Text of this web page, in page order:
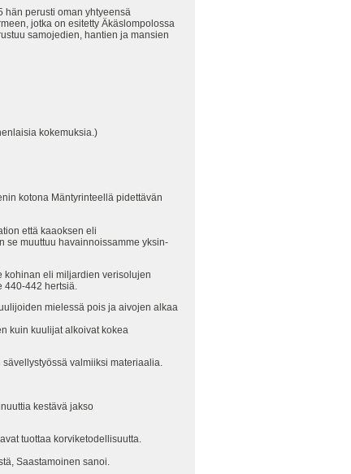
hän perusti oman yhtyeensä
jotka on esitetty Äkäslompolossa
samojedien, hantien ja mansien
kokemuksia.)
kotona Mäntyrinteellä pidettävän
että kaaoksen eli
se muuttuu havainnoissamme yksin-
kohinan eli miljardien verisolujen
442 hertsiä.
mielessä pois ja aivojen alkaa
kuin kuulijat alkoivat kokea
valmiiksi materiaalia.
kestävä jakso
tuottaa korviketodellisuutta.
Saastamoinen sanoi.